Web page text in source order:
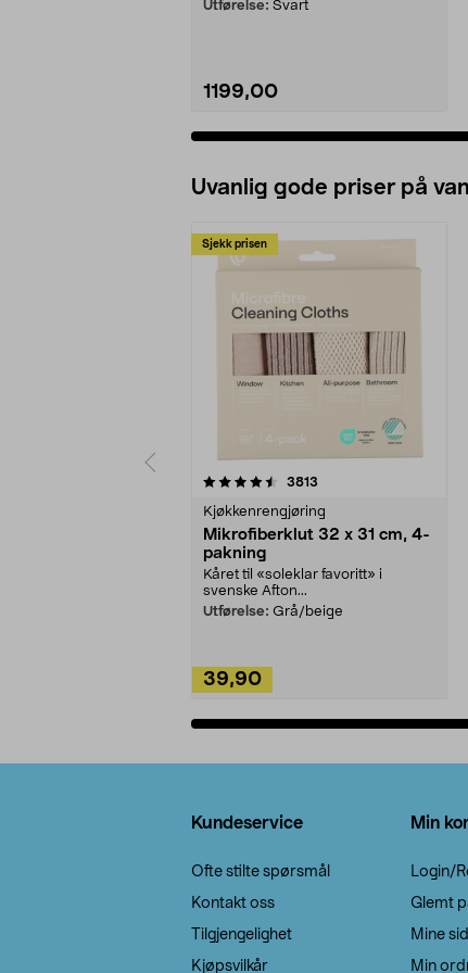
Utførelse: Svart
1199,00
Uvanlig gode priser på
Sjekk prisen
3813
Kjøkkenrengjøring
Mikrofiberklut 32 x 31 cm, 4-
pakning
Kåret til «soleklar favoritt» i
svenske Afton...
Utførelse: Grå/beige
39,90
4.5av 5 stjerner
Kundeservice
Ofte stilte spørsmål
Kontakt oss
Tilgjengelighet
Kjøpsvilkår
Min
Login/
Glemt
Mine
Min